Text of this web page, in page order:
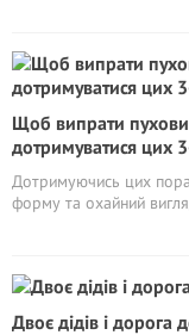
Щоб випрати
дотримуватися цих
Дотримуючись цих
форму та охайний
Двоє дідів і дорога